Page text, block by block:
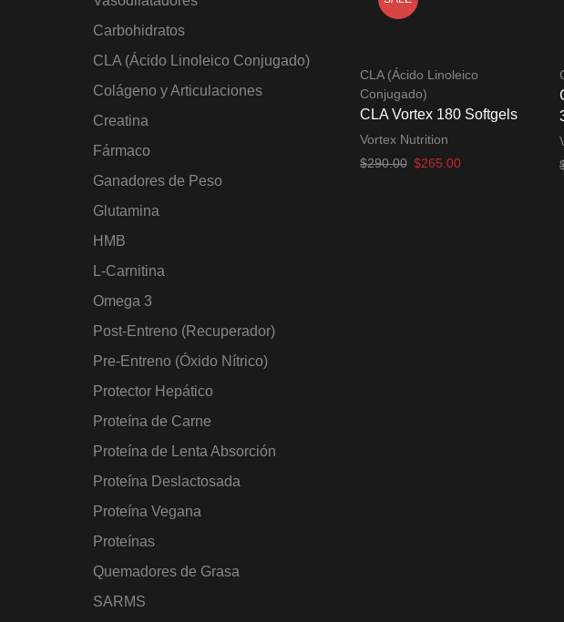
CLA (Ácido Linoleico
Conjugado)
CLA Vortex 180 Softgels
Vortex Nutrition
$290.00 El
$265.00El
Carbohidratos
CLA (Ácido Linoleico Conjugado)
Colágeno y Articulaciones
Creatina
Fármaco
Ganadores de Peso
Glutamina
HMB
L-Carnitina
Omega 3
Post-Entreno (Recuperador)
Pre-Entreno (Óxido Nítrico)
Protector Hepático
Proteína de Carne
Proteína de Lenta Absorción
Proteína Deslactosada
Proteína Vegana
Proteínas
Quemadores de Grasa
SARMS